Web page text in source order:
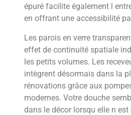
épuré facilite également l
en offrant une accessibilité
Les parois en verre
effet de continuité spatiale
les petits volumes. Les
intègrent désormais dans la
rénovations grâce aux
modernes. Votre douche
dans le décor lorsqu elle n est